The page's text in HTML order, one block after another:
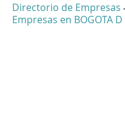
Directorio de Empresas
Empresas en BOGOTA D